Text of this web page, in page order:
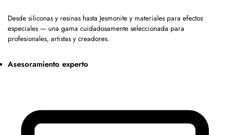
Desde siliconas y resinas hasta Jesmonite y materiales para efectos
especiales — una gama cuidadosamente seleccionada para
profesionales, artistas y creadores.
Asesoramiento experto